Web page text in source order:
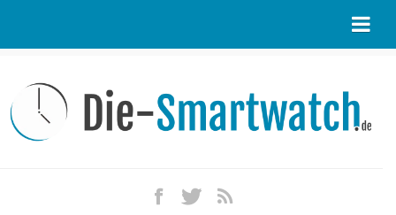
Kontakt / Tipp geben
Impressum